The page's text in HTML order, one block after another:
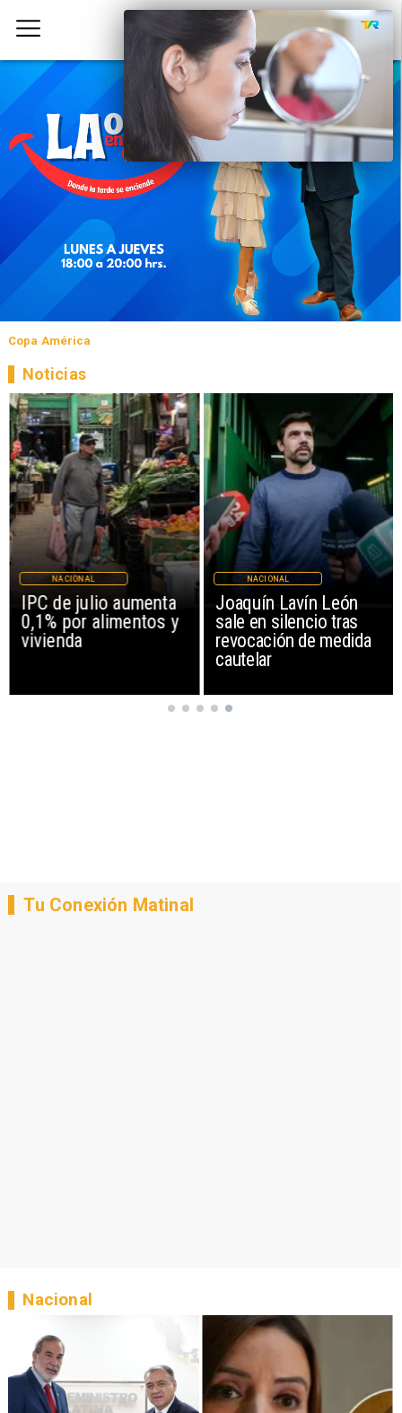
Copa América
IPC de julio aumenta
0,1% por alimentos y
vivienda
NACIONAL
Joaquín Lavín León
sale en silencio tras
revocación de medida
cautelar
NACIONAL
Noticias
Tu Conexión Matinal
Nacional